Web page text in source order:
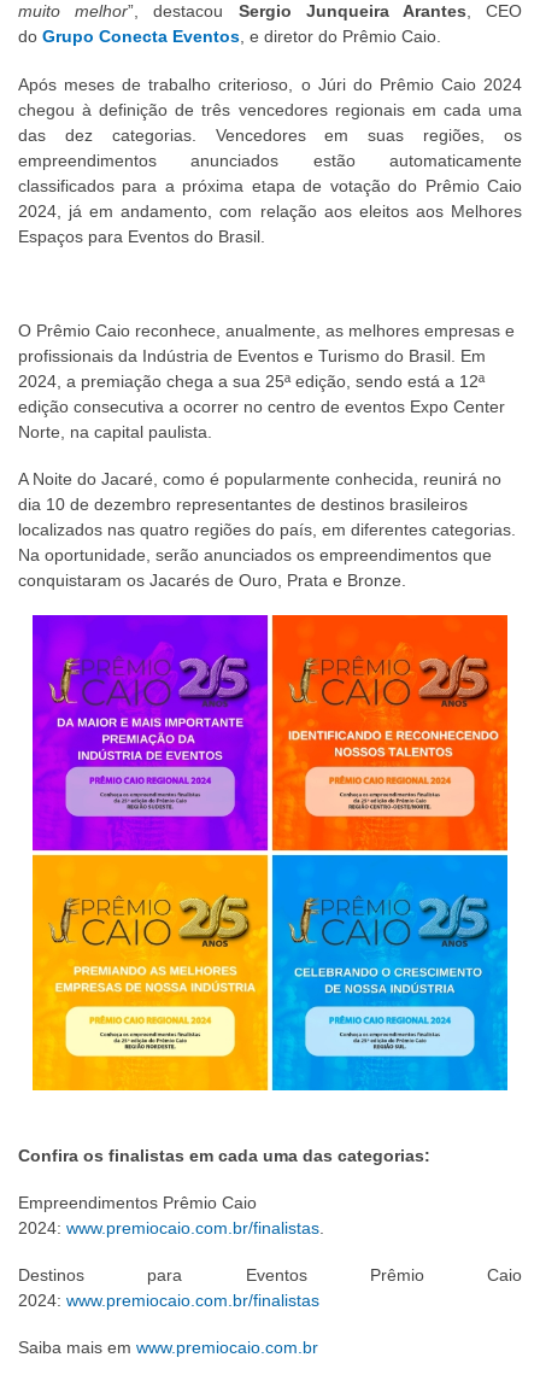
muito melhor”, destacou Sergio Junqueira Arantes, CEO
do Grupo Conecta Eventos, e diretor do Prêmio Caio.
Após meses de trabalho criterioso, o Júri do Prêmio Caio 2024
chegou à definição de três vencedores regionais em cada uma
das dez categorias. Vencedores em suas regiões, os
empreendimentos anunciados estão automaticamente
classificados para a próxima etapa de votação do Prêmio Caio
2024, já em andamento, com relação aos eleitos aos Melhores
Espaços para Eventos do Brasil.
O Prêmio Caio reconhece, anualmente, as melhores empresas e
profissionais da Indústria de Eventos e Turismo do Brasil. Em
2024, a premiação chega a sua 25ª edição, sendo está a 12ª
edição consecutiva a ocorrer no centro de eventos Expo Center
Norte, na capital paulista.
A Noite do Jacaré, como é popularmente conhecida, reunirá no
dia 10 de dezembro representantes de destinos brasileiros
localizados nas quatro regiões do país, em diferentes categorias.
Na oportunidade, serão anunciados os empreendimentos que
conquistaram os Jacarés de Ouro, Prata e Bronze.
Confira os finalistas em cada uma das categorias:
Empreendimentos Prêmio Caio
2024: www.premiocaio.com.br/finalistas
Destinos para Eventos Prêmio Caio
2024: www.premiocaio.com.br/finalistas
Saiba mais em www.premiocaio.com.br